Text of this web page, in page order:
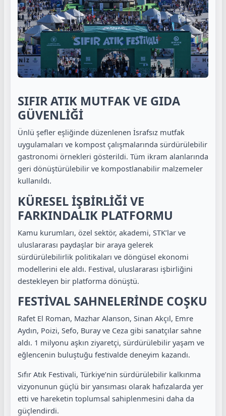
SIFIR ATIK MUTFAK VE GIDA
GÜVENLİĞİ
Ünlü şefler eşliğinde düzenlenen İsrafsız mutfak
uygulamaları ve kompost çalışmalarında sürdürülebilir
gastronomi örnekleri gösterildi. Tüm ikram alanlarında
geri dönüştürülebilir ve kompostlanabilir malzemeler
kullanıldı.
KÜRESEL İŞBİRLİĞİ VE
FARKINDALIK PLATFORMU
Kamu kurumları, özel sektör, akademi, STK’lar ve
uluslararası paydaşlar bir araya gelerek
sürdürülebilirlik politikaları ve döngüsel ekonomi
modellerini ele aldı. Festival, uluslararası işbirliğini
destekleyen bir platforma dönüştü.
FESTİVAL SAHNELERİNDE COŞKU
Rafet El Roman, Mazhar Alanson, Sinan Akçıl, Emre
Aydın, Poizi, Sefo, Buray ve Ceza gibi sanatçılar sahne
aldı. 1 milyonu aşkın ziyaretçi, sürdürülebilir yaşam ve
eğlencenin buluştuğu festivalde deneyim kazandı.
Sıfır Atık Festivali, Türkiye’nin sürdürülebilir kalkınma
vizyonunun güçlü bir yansıması olarak hafızalarda yer
etti ve hareketin toplumsal sahiplenmesini daha da
güçlendirdi.